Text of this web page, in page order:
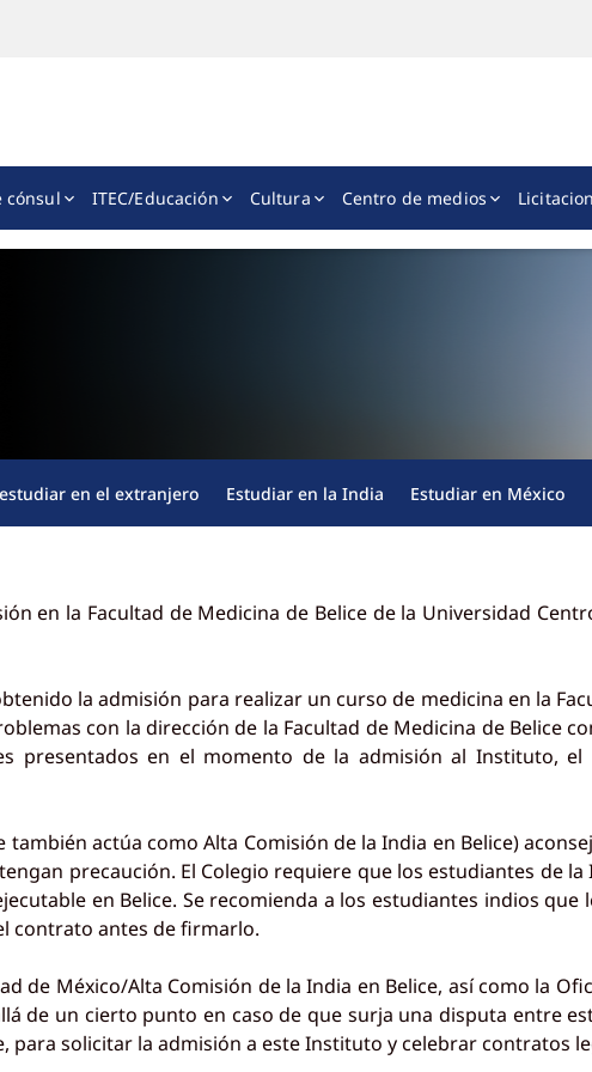
cónsul ITEC/Educación Cultura Centro de medios
en el extranjero Estudiar en la India Estudiar en México
en la Facultad de Medicina de Belice de la Universidad
la admisión para realizar un curso de medicina en la
con la dirección de la Facultad de Medicina de Belice
presentados en el momento de la admisión al Instituto,
también actúa como Alta Comisión de la India en Belice)
precaución. El Colegio requiere que los estudiantes de
en Belice. Se recomienda a los estudiantes indios
contrato antes de firmarlo.
de México/Alta Comisión de la India en Belice, así como la
de un cierto punto en caso de que surja una disputa entre
para solicitar la admisión a este Instituto y celebrar contratos